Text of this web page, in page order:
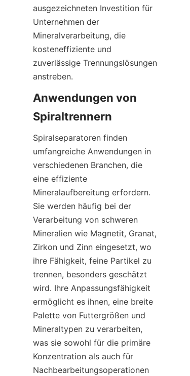
ausgezeichneten Investition für
Unternehmen der
Mineralverarbeitung, die
kosteneffiziente und
zuverlässige Trennungslösungen
anstreben.
Anwendungen von
Spiraltrennern
Spiralseparatoren finden
umfangreiche Anwendungen in
verschiedenen Branchen, die
eine effiziente
Mineralaufbereitung erfordern.
Sie werden häufig bei der
Verarbeitung von schweren
Mineralien wie Magnetit, Granat,
Zirkon und Zinn eingesetzt, wo
ihre Fähigkeit, feine Partikel zu
trennen, besonders geschätzt
wird. Ihre Anpassungsfähigkeit
ermöglicht es ihnen, eine breite
Palette von Futtergrößen und
Mineraltypen zu verarbeiten,
was sie sowohl für die primäre
Konzentration als auch für
Nachbearbeitungsoperationen